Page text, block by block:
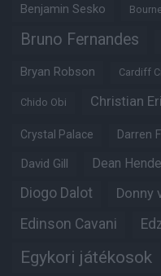
Benjamin Sesko
Bruno Fernandes
Bryan Robson Cardiff
Chido Obi Christian
Crystal Palace Darren
David Gill Dean
Diogo Dalot Donny
Edinson Cavani
Egykori játékosok